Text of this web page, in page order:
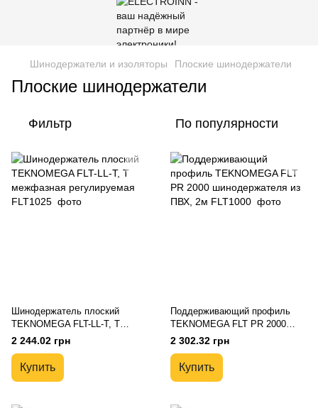
Шинодержатели и изоляторы Плоские шинодержатели
Плоские шинодержатели
Фильтр По популярности
Шинодержатель плоский
TEKNOMEGA FLT-LL-T, T
межфазная регулируемая
2 244.02 грн
Купить
Поддерживающий профиль
TEKNOMEGA FLT PR 2000
шинодержателя из ПВХ, 2м
2 302.32 грн
Купить